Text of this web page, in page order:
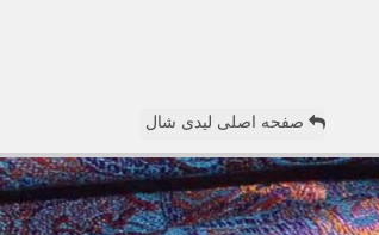
صفحه اصلی لیدی شال